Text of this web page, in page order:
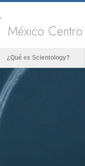
México
¿Qué es Scientology?